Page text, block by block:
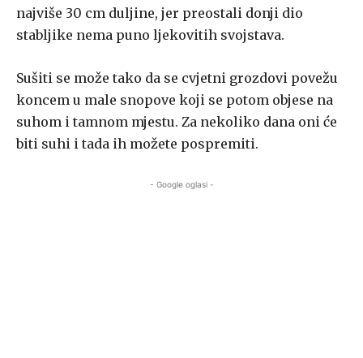
najviše 30 cm duljine, jer preostali donji dio
stabljike nema puno ljekovitih svojstava.
Sušiti se može tako da se cvjetni grozdovi povežu
koncem u male snopove koji se potom objese na
suhom i tamnom mjestu. Za nekoliko dana oni će
biti suhi i tada ih možete pospremiti.
- Google oglasi -